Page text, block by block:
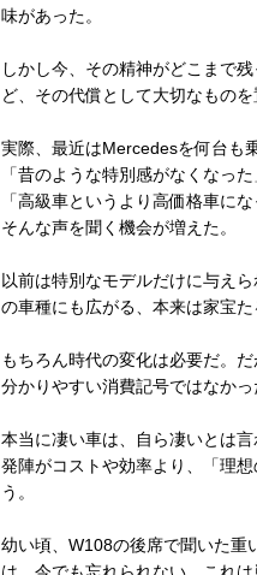
味があった。
しかし今、その精神がどこまで
ど、その代償として大切なもの
実際、最近はMercedesを何台も
「昔のような特別感がなくなった
「高級車というより高価格車にな
そんな声を聞く機会が増えた。
以前は特別なモデルだけに与え
の車種にも広がる、本来は家宝
もちろん時代の変化は必要だ。
分かりやすい消費記号ではなかっ
本当に凄い車は、自ら凄いとは
発陣がコストや効率より、「理
う。
幼い頃、W108の後席で聞いた重